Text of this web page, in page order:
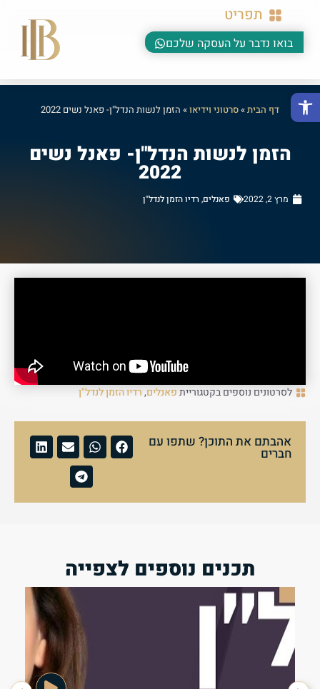
פתח סרגל נגישות
תפריט
בואו נדבר על העסקה שלכם
דף הבית»סרטוני וידיאו» הזמן לנשות הנדל"ן- פאנל נשים 2022
הזמן לנשות הנדל"ן- פאנל נשים
2022
מרץ 2, 2022 פאנלים, רדיו הזמן לנדל"ן
לסרטונים נוספים בקטגורייתפאנלים,רדיו הזמן לנדל"ן
אהבתם את התוכן? שתפו עם
חברים
תכנים נוספים לצפייה